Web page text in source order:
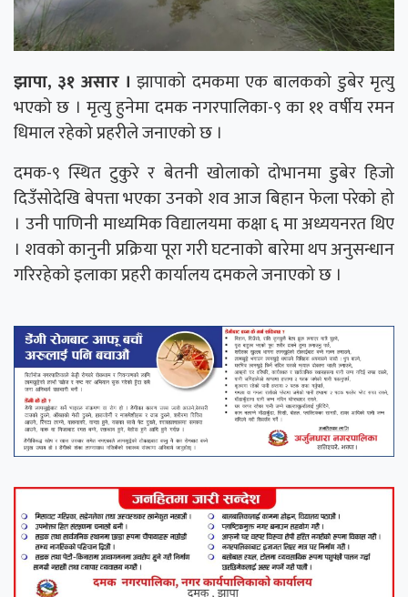
झापा, ३१ असार । झापाको दमकमा एक बालकको डुबेर मृत्यु
भएको छ । मृत्यु हुनेमा दमक नगरपालिका-९ का ११ वर्षीय रमन
धिमाल रहेको प्रहरीले जनाएको छ ।
दमक-९ स्थित टुकुरे र बेतनी खोलाको दोभानमा डुबेर हिजो
दिउँसोदेखि बेपत्ता भएका उनको शव आज बिहान फेला परेको हो
। उनी पाणिनी माध्यमिक विद्यालयमा कक्षा ६ मा अध्ययनरत थिए
। शवको कानुनी प्रक्रिया पूरा गरी घटनाको बारेमा थप अनुसन्धान
गरिरहेको इलाका प्रहरी कार्यालय दमकले जनाएको छ ।